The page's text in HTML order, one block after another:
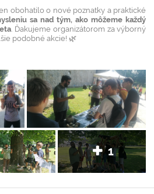
obohatilo o nové poznatky a praktické
sa nad tým, ako môžeme každý
. Ďakujeme organizátorom za výborný
podobné akcie! 🌿
1